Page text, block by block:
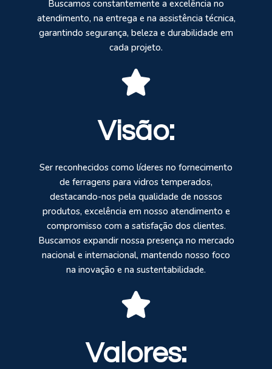
Buscamos constantemente a excelência no
atendimento, na entrega e na assistência técnica,
garantindo segurança, beleza e durabilidade em
cada projeto.
Visão:
Ser reconhecidos como líderes no fornecimento
de ferragens para vidros temperados,
destacando-nos pela qualidade de nossos
produtos, excelência em nosso atendimento e
compromisso com a satisfação dos clientes.
Buscamos expandir nossa presença no mercado
nacional e internacional, mantendo nosso foco
na inovação e na sustentabilidade.
Valores: